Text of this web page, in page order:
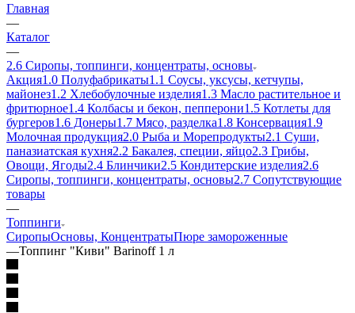
Главная
—
Каталог
—
2.6 Сиропы, топпинги, концентраты, основы
Акция1.0 Полуфабрикаты1.1 Соусы, уксусы, кетчупы,
майонез1.2 Хлебобулочные изделия1.3 Масло растительное и
фритюрное1.4 Колбасы и бекон, пепперони1.5 Котлеты для
бургеров1.6 Донеры1.7 Мясо, разделка1.8 Консервация1.9
Молочная продукция2.0 Рыба и Морепродукты2.1 Суши,
паназиатская кухня2.2 Бакалея, специи, яйцо2.3 Грибы,
Овощи, Ягоды2.4 Блинчики2.5 Кондитерские изделия2.6
Сиропы, топпинги, концентраты, основы2.7 Сопутствующие
товары
—
Топпинги
СиропыОсновы, КонцентратыПюре замороженные
—Топпинг "Киви" Barinoff 1 л